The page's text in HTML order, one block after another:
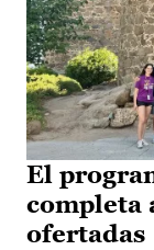
El
completa
ofertadas